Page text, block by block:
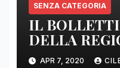
SENZA CATEGORIA
IL
DELLA
DELLE ORE
APR 7, 2020